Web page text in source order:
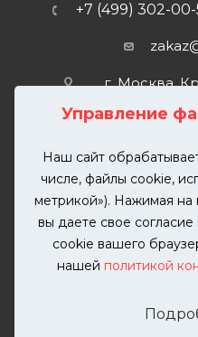
Управление
Наш сайт
числе, файлы cookie,
метрикой»). Нажимая на
вы даете свое
cookie вашего
нашей политикой
+7 (499) 302-00-
г. Москва,
2026 © KUTUZOVV |
автомобилей. Вся
разрешения